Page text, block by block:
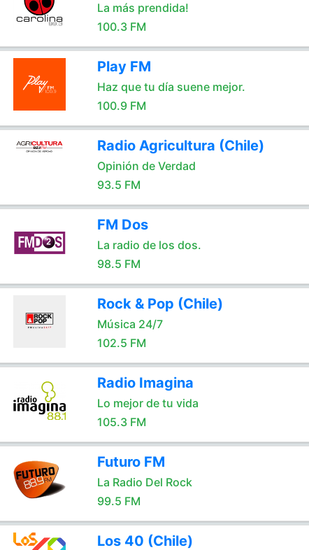
La más prendida!
100.3 FM
Play FM
Haz que tu día suene mejor.
100.9 FM
Radio Agricultura (Chile)
Opinión de Verdad
93.5 FM
FM Dos
La radio de los dos.
98.5 FM
Rock & Pop (Chile)
Música 24/7
102.5 FM
Radio Imagina
Lo mejor de tu vida
105.3 FM
Futuro FM
La Radio Del Rock
99.5 FM
Los 40 (Chile)